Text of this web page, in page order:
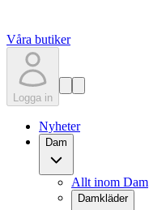
Våra butiker
Logga in
Nyheter
Dam
Allt inom Dam
Damkläder